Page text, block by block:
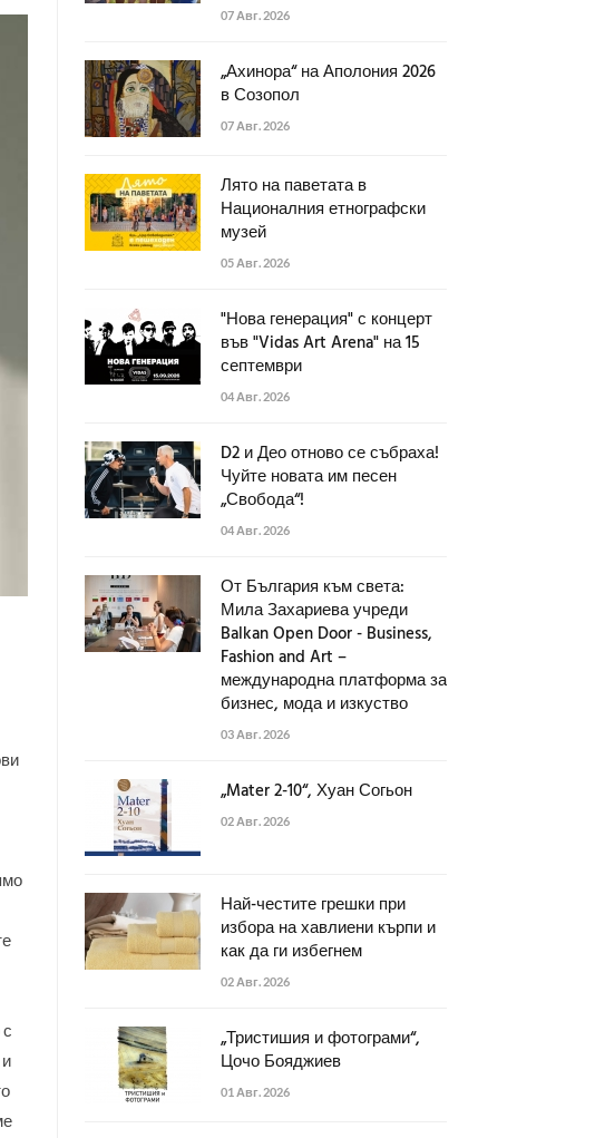
07 Авг. 2026
„Ахинора“ на Аполония 2026
в Созопол
07 Авг. 2026
Лято на паветата в
Националния етнографски
музей
05 Авг. 2026
"Нова генерация" с концерт
във "Vidas Art Arena" на 15
септември
04 Авг. 2026
D2 и Део отново се събраха!
Чуйте новата им песен
„Свобода“!
04 Авг. 2026
От България към света:
Мила Захариева учреди
Balkan Open Door - Business,
Fashion and Art –
международна платформа за
бизнес, мода и изкуство
03 Авг. 2026
„Mater 2-10“, Хуан Согьон
02 Авг. 2026
Най-честите грешки при
избора на хавлиени кърпи и
как да ги избегнем
02 Авг. 2026
„Тристишия и фотограми“,
Цочо Бояджиев
01 Авг. 2026